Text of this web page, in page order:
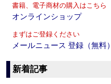
書籍、電子商材の購入はこちら
オンラインショップ
まずはご登録ください
メールニュース 登録（無料）
新着記事